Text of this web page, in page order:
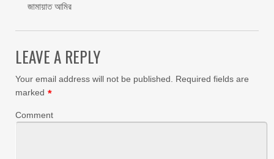
জামায়াত আমির
LEAVE A REPLY
Your email address will not be published.
Required fields are
marked *
Comment